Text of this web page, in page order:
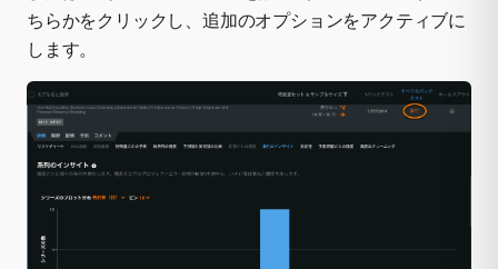
ちらかをクリックし、追加のオプションをアクティブに
します。